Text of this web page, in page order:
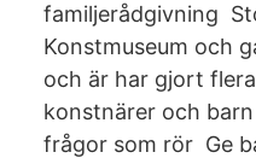
familjerådgivning
Konstmuseum och
och är har gjort
konstnärer och
frågor som rör Ge